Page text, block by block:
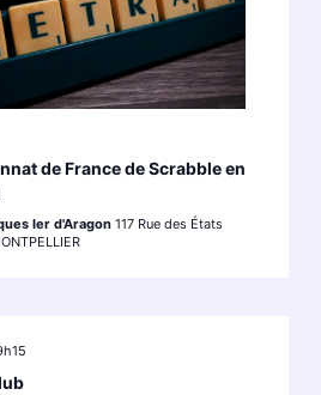
de France de Scrabble en
Ier d'Aragon 117 Rue des États